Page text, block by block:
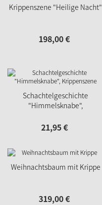
Krippenszene "Heilige Nacht"
198,00€
Schachtelgeschichte
"Himmelsknabe",
21,95€
Weihnachtsbaum mit Krippe
319,00€